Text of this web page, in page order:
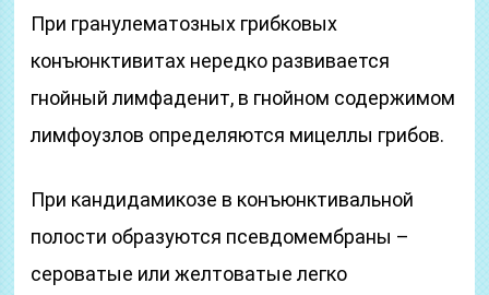
При гранулематозных грибковых
конъюнктивитах нередко развивается
гнойный лимфаденит, в гнойном содержимом
лимфоузлов определяются мицеллы грибов.
При кандидамикозе в конъюнктивальной
полости образуются псевдомембраны –
сероватые или желтоватые легко